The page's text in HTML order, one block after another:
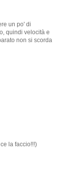
un po' di
quindi velocità e
non si scorda
la faccio!!!)